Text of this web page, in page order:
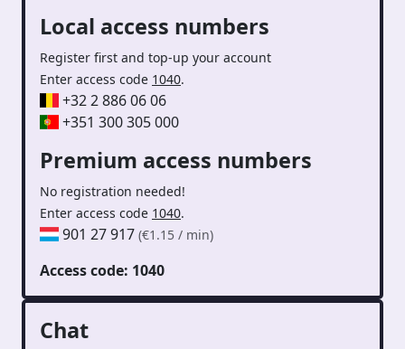
Local access numbers
Register first and top-up your account
Enter access code 1040.
+32 2 886 06 06
+351 300 305 000
Premium access numbers
No registration needed!
Enter access code 1040.
901 27 917(€1.15 / min)
Access code: 1040
Chat